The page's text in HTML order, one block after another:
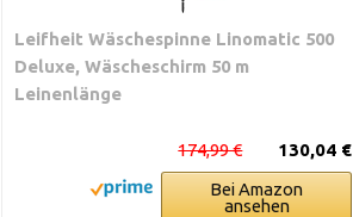
Leifheit Wäschespinne Linomatic 500
Deluxe, Wäscheschirm 50 m
Leinenlänge
130,04 €
174,99 €
Bei Amazon
ansehen